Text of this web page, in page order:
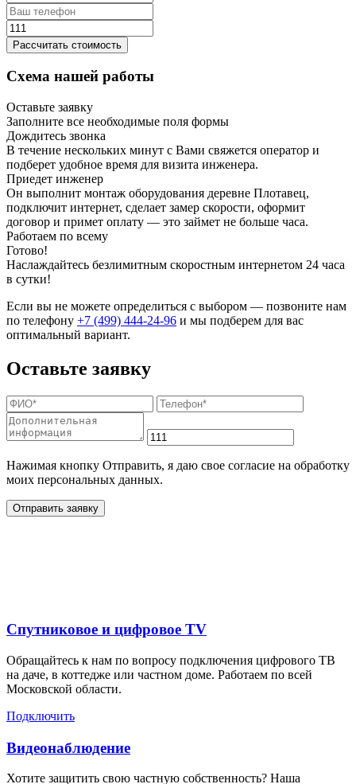
Рассчитать стоимость
Схема нашей работы
Оставьте заявку
Заполните все необходимые поля формы
Дождитесь звонка
В течение нескольких минут с Вами свяжется оператор и
подберет удобное время для визита инженера.
Приедет инженер
Он выполнит монтаж оборудования деревне Плотавец,
подключит интернет, сделает замер скорости, оформит
договор и примет оплату — это займет не больше часа.
Работаем по всему
Готово!
Наслаждайтесь безлимитным скоростным интернетом 24 часа
в сутки!
Если вы не можете определиться с выбором — позвоните нам
по телефону +7 (499) 444-24-96 и мы подберем для вас
оптимальный вариант.
Оставьте заявку
Нажимая кнопку Отправить, я даю свое согласие на обработку
моих персональных данных.
Отправить заявку
Спутниковое и цифровое TV
Обращайтесь к нам по вопросу подключения цифрового ТВ
на даче, в коттедже или частном доме. Работаем по всей
Московской области.
Подключить
Видеонаблюдение
Хотите защитить свою частную собственность? Наша